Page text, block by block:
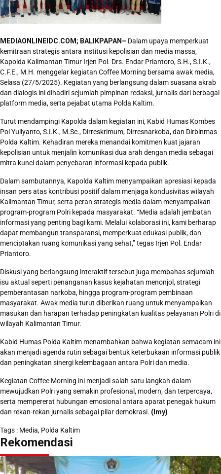
MEDIAONLINEIDC.COM; BALIKPAPAN– Dalam upaya memperkuat
kemitraan strategis antara institusi kepolisian dan media massa,
Kapolda Kalimantan Timur Irjen Pol. Drs. Endar Priantoro, S.H., S.I.K.,
C.F.E., M.H. menggelar kegiatan Coffee Morning bersama awak media,
Selasa (27/5/2025). Kegiatan yang berlangsung dalam suasana akrab
dan dialogis ini dihadiri sejumlah pimpinan redaksi, jurnalis dari berbagai
platform media, serta pejabat utama Polda Kaltim.
Turut mendampingi Kapolda dalam kegiatan ini, Kabid Humas Kombes
Pol Yuliyanto, S.I.K., M.Sc., Dirreskrimum, Dirresnarkoba, dan Dirbinmas
Polda Kaltim. Kehadiran mereka menandai komitmen kuat jajaran
kepolisian untuk menjalin komunikasi dua arah dengan media sebagai
mitra kunci dalam penyebaran informasi kepada publik.
Dalam sambutannya, Kapolda Kaltim menyampaikan apresiasi kepada
insan pers atas kontribusi positif dalam menjaga kondusivitas wilayah
Kalimantan Timur, serta peran strategis media dalam menyampaikan
program-program Polri kepada masyarakat. “Media adalah jembatan
informasi yang penting bagi kami. Melalui kolaborasi ini, kami berharap
dapat membangun transparansi, memperkuat edukasi publik, dan
menciptakan ruang komunikasi yang sehat,” tegas Irjen Pol. Endar
Priantoro.
Diskusi yang berlangsung interaktif tersebut juga membahas sejumlah
isu aktual seperti penanganan kasus kejahatan menonjol, strategi
pemberantasan narkoba, hingga program-program pembinaan
masyarakat. Awak media turut diberikan ruang untuk menyampaikan
masukan dan harapan terhadap peningkatan kualitas pelayanan Polri di
wilayah Kalimantan Timur.
Kabid Humas Polda Kaltim menambahkan bahwa kegiatan semacam ini
akan menjadi agenda rutin sebagai bentuk keterbukaan informasi publik
dan peningkatan sinergi kelembagaan antara Polri dan media.
Kegiatan Coffee Morning ini menjadi salah satu langkah dalam
mewujudkan Polri yang semakin profesional, modern, dan terpercaya,
serta mempererat hubungan emosional antara aparat penegak hukum
dan rekan-rekan jurnalis sebagai pilar demokrasi. (Imy)
Tags : Media, Polda Kaltim
Rekomendasi